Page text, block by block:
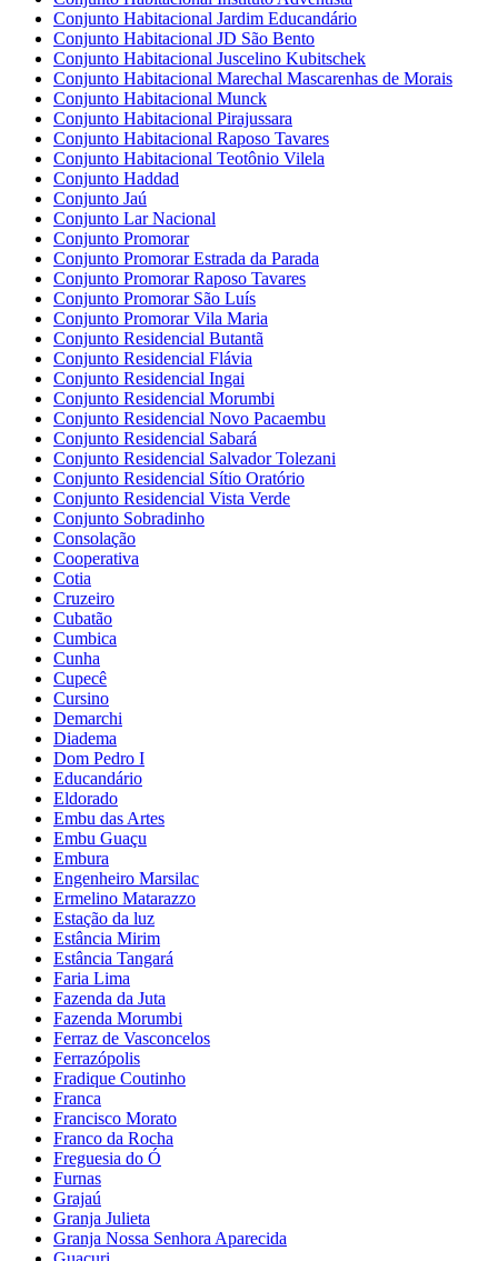
Conjunto Habitacional Jardim Educandário
Conjunto Habitacional JD São Bento
Conjunto Habitacional Juscelino Kubitschek
Conjunto Habitacional Marechal Mascarenhas de Morais
Conjunto Habitacional Munck
Conjunto Habitacional Pirajussara
Conjunto Habitacional Raposo Tavares
Conjunto Habitacional Teotônio Vilela
Conjunto Haddad
Conjunto Jaú
Conjunto Lar Nacional
Conjunto Promorar
Conjunto Promorar Estrada da Parada
Conjunto Promorar Raposo Tavares
Conjunto Promorar São Luís
Conjunto Promorar Vila Maria
Conjunto Residencial Butantã
Conjunto Residencial Flávia
Conjunto Residencial Ingai
Conjunto Residencial Morumbi
Conjunto Residencial Novo Pacaembu
Conjunto Residencial Sabará
Conjunto Residencial Salvador Tolezani
Conjunto Residencial Sítio Oratório
Conjunto Residencial Vista Verde
Conjunto Sobradinho
Consolação
Cooperativa
Cotia
Cruzeiro
Cubatão
Cumbica
Cunha
Cupecê
Cursino
Demarchi
Diadema
Dom Pedro I
Educandário
Eldorado
Embu das Artes
Embu Guaçu
Embura
Engenheiro Marsilac
Ermelino Matarazzo
Estação da luz
Estância Mirim
Estância Tangará
Faria Lima
Fazenda da Juta
Fazenda Morumbi
Ferraz de Vasconcelos
Ferrazópolis
Fradique Coutinho
Franca
Francisco Morato
Franco da Rocha
Freguesia do Ó
Furnas
Grajaú
Granja Julieta
Granja Nossa Senhora Aparecida